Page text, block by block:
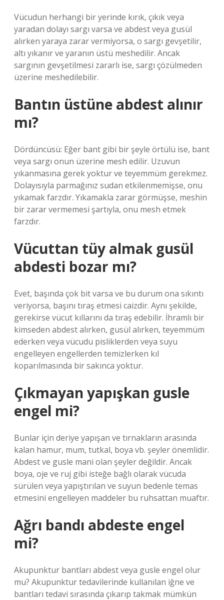
Vücudun herhangi bir yerinde kırık, çıkık veya
yaradan dolayı sargı varsa ve abdest veya gusül
alırken yaraya zarar vermiyorsa, o sargı gevşetilir,
altı yıkanır ve yaranın üstü meshedilir. Ancak
sargının gevşetilmesi zararlı ise, sargı çözülmeden
üzerine meshedilebilir.
Bantın üstüne abdest alınır
mı?
Dördüncüsü: Eğer bant gibi bir şeyle örtülü ise, bant
veya sargı onun üzerine mesh edilir. Uzuvun
yıkanmasına gerek yoktur ve teyemmüm gerekmez.
Dolayısıyla parmağınız sudan etkilenmemişse, onu
yıkamak farzdır. Yıkamakla zarar görmüşse, meshin
bir zarar vermemesi şartıyla, onu mesh etmek
farzdır.
Vücuttan tüy almak gusül
abdesti bozar mı?
Evet, başında çok bit varsa ve bu durum ona sıkıntı
veriyorsa, başını tıraş etmesi caizdir. Aynı şekilde,
gerekirse vücut kıllarını da tıraş edebilir. İhramlı bir
kimseden abdest alırken, gusül alırken, teyemmüm
ederken veya vücudu pisliklerden veya suyu
engelleyen engellerden temizlerken kıl
koparılmasında bir sakınca yoktur.
Çıkmayan yapışkan gusle
engel mi?
Bunlar için deriye yapışan ve tırnakların arasında
kalan hamur, mum, tutkal, boya vb. şeyler önemlidir.
Abdest ve gusle mani olan şeyler değildir. Ancak
boya, oje ve ruj gibi isteğe bağlı olarak vücuda
sürülen veya yapıştırılan ve suyun bedenle temas
etmesini engelleyen maddeler bu ruhsattan muaftır.
Ağrı bandı abdeste engel
mi?
Akupunktur bantları abdest veya gusle engel olur
mu? Akupunktur tedavilerinde kullanılan iğne ve
bantları tedavi sırasında çıkarıp takmak mümkün